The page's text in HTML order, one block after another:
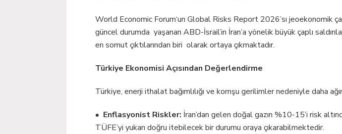
World Economic Forum‘un Global Risks Report 2026’sı jeoekonomik
güncel durumda yaşanan ABD-İsrail’in İran’a yönelik büyük çaplı
en somut çıktılarından biri olarak ortaya çıkmaktadır.
Türkiye Ekonomisi Açısından Değerlendirme
Türkiye, enerji ithalat bağımlılığı ve komşu gerilimler nedeniyle daha
• Enflasyonist Riskler: İran’dan gelen doğal gazın %10-15’i risk
TÜFE’yi yukarı doğru itebilecek bir durumu oraya çıkarabilmektedir.